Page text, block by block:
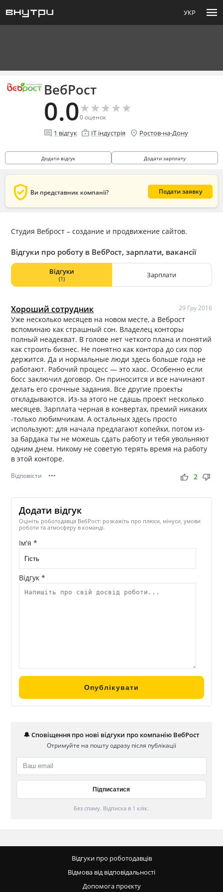
УКР menu
ВебРост
0.0★
★★
★★
★★
★★
★
0оценок
comment 1 відгук enterprise IT індустрія location_on Ростов-на-Дону
Додати відгук Додати зарплату
verified_user Ви представник компанії? Подати заявку
Студия Веброст – создание и продвижение сайтов.
Відгуки про роботу в ВебРост, зарплати, вакансії
Відгуки
(1) Зарплати
Хороший сотрудник 29 Гру 2016
Уже несколько месяцев на новом месте, а Веброст
вспоминаю как страшный сон. Владелец конторы
полный неадекват. В голове нет четкого плана и понятий
как строить бизнес. Не понятно как контора до сих пор
держится. Да и нормальные люди здесь больше года не
работают. Рабочий процесс — это хаос. Особенно если
босс заключил договор. Он приносится и все начинают
делать его срочные задания. Все другие проекты
откладываются. Из-за этого не сдашь проект несколько
месяцев. Зарплата черная в конвертах, премий никаких
-только любимчикам. А остальных здесь просто
используют: для начала предлагают копейки, потом из-
за бардака ты не можешь сдать работу и тебя увольняют
одним днем. Никому не советую терять время на работу
в этой конторе.
Відповісти ••• thumb_up thumb_down
2
Додати відгук
Оцініть роботодавця ВебРост: розкажіть про плюси, мінуси, умови
роботи та атмосферу в команді.
Ім'я *
Відгук *
🔔 Сповіщення про нові відгуки про компанію ВебРост
Отримуйте на пошту одразу після публікації
Без спаму. Відписка в 1 клік.
Відгуки про роботодавців
Відмова від відповідальності
Допомога проєкту